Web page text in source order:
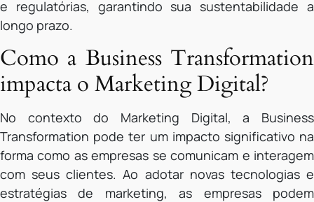
e regulatórias, garantindo sua sustentabilidade a
longo prazo.
Como a Business Transformation
impacta o Marketing Digital?
No contexto do Marketing Digital, a Business
Transformation pode ter um impacto significativo na
forma como as empresas se comunicam e interagem
com seus clientes. Ao adotar novas tecnologias e
estratégias de marketing, as empresas podem